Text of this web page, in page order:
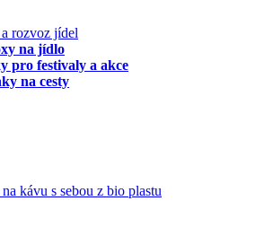
rozvoz jídel
na jídlo
pro festivaly a akce
na cesty
kávu s sebou z bio plastu